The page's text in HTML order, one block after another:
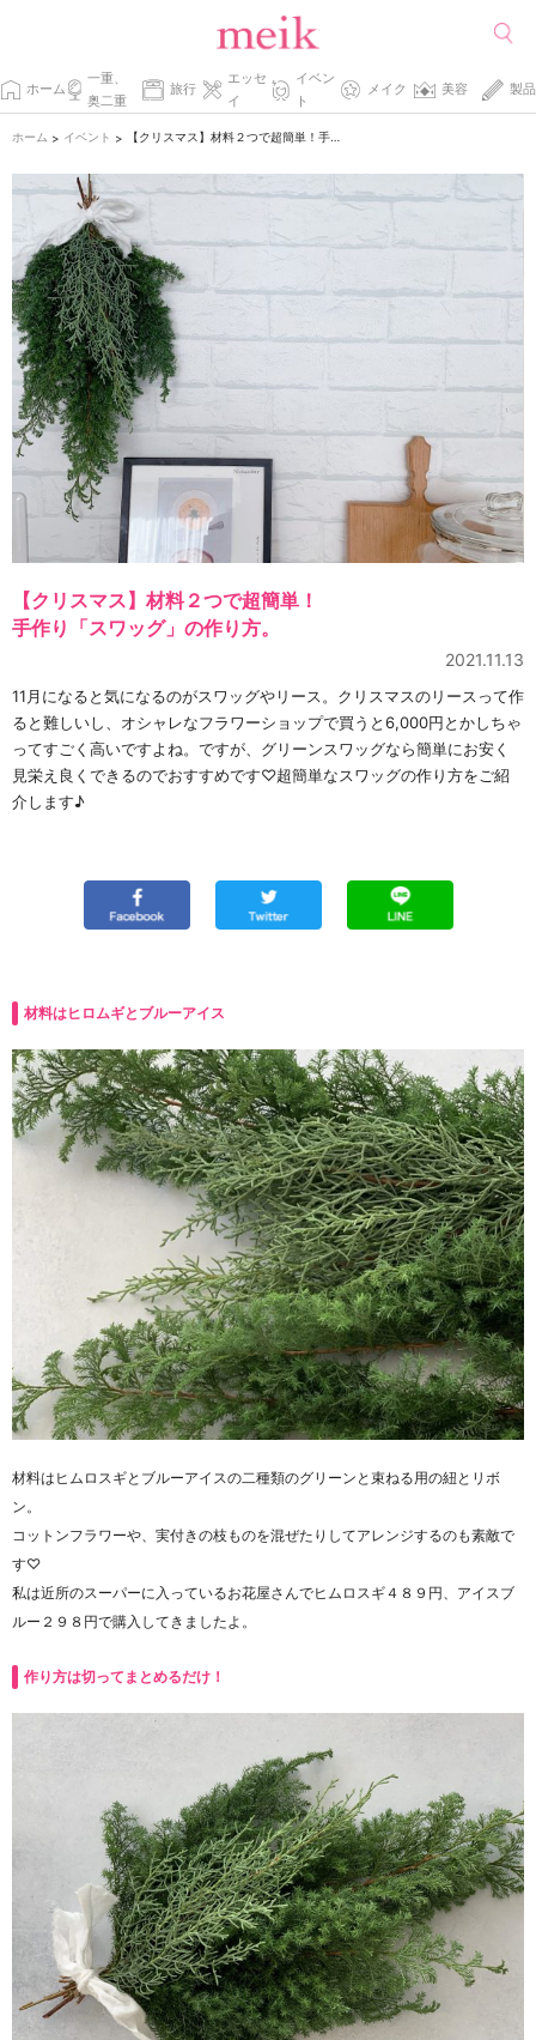
ホーム
一重、
奥二重
旅行
エッセ
イ
イベン
ト
メイク 美容 製品
ホーム > イベント > 【クリスマス】材料２つで超簡単！手作り「スワッグ」の作り方。
【クリスマス】材料２つで超簡単！
手作り「スワッグ」の作り方。
2021.11.13
11月になると気になるのがスワッグやリース。クリスマスのリースって作
ると難しいし、オシャレなフラワーショップで買うと6,000円とかしちゃ
ってすごく高いですよね。ですが、グリーンスワッグなら簡単にお安く
見栄え良くできるのでおすすめです♡超簡単なスワッグの作り方をご紹
介します♪
材料はヒロムギとブルーアイス
材料はヒムロスギとブルーアイスの二種類のグリーンと束ねる用の紐とリボ
ン。
コットンフラワーや、実付きの枝ものを混ぜたりしてアレンジするのも素敵で
す♡
私は近所のスーパーに入っているお花屋さんでヒムロスギ４８９円、アイスブ
ルー２９８円で購入してきましたよ。
作り方は切ってまとめるだけ！